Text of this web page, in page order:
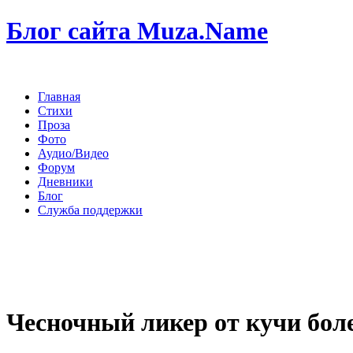
Блог сайта Muza.Name
Главная
Стихи
Проза
Фото
Аудио/Видео
Форум
Дневники
Блог
Служба поддержки
Чесночный ликер от кучи